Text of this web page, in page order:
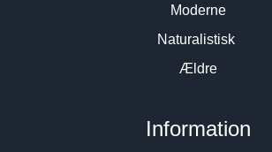
Moderne
Naturalistisk
Ældre
Information